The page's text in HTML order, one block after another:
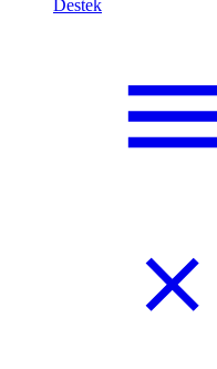
Destek